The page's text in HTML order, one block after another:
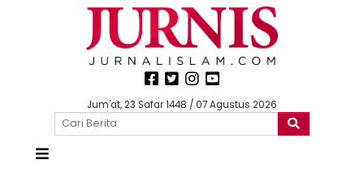
Jum'at, 23 Safar 1448 / 07 Agustus 2026